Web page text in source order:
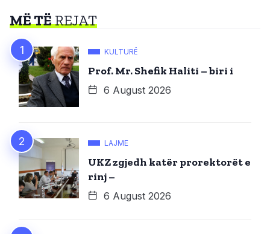
MË TËREJAT
KULTURË
Prof. Mr. Shefik Haliti – biri i
6 August 2026
LAJME
UKZ zgjedh katër prorektorët e
rinj –
6 August 2026